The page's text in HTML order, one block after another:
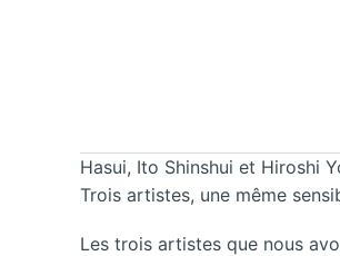
Hasui, Ito Shinshui et Hiroshi
Trois artistes, une même
Les trois artistes que nous